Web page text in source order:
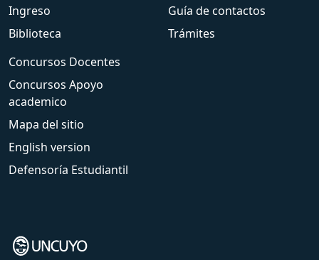
Ingreso
Biblioteca
Guía de contactos
Trámites
Concursos Docentes
Concursos Apoyo
academico
Mapa del sitio
English version
Defensoría Estudiantil